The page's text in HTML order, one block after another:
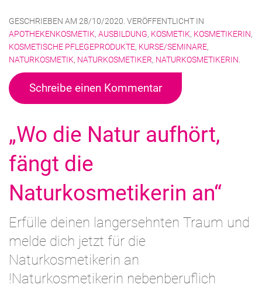
GESCHRIEBEN AM 28/10/2020. VERÖFFENTLICHT IN
APOTHEKENKOSMETIK, AUSBILDUNG, KOSMETIK, KOSMETIKERIN,
KOSMETISCHE PFLEGEPRODUKTE, KURSE/SEMINARE,
NATURKOSMETIK, NATURKOSMETIKER, NATURKOSMETIKERIN.
Schreibe einen Kommentar
„Wo die Natur aufhört,
fängt die
Naturkosmetikerin an“
Erfülle deinen langersehnten Traum und
melde dich jetzt für die
Naturkosmetikerin an
!Naturkosmetikerin nebenberuflich